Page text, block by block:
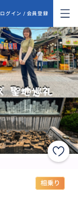
ログイン / 会員登録
相乗り